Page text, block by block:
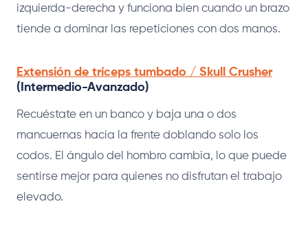
izquierda-derecha y funciona bien cuando un brazo
tiende a dominar las repeticiones con dos manos.
Extensión de tríceps tumbado / Skull Crusher
(Intermedio-Avanzado)
Recuéstate en un banco y baja una o dos
mancuernas hacia la frente doblando solo los
codos. El ángulo del hombro cambia, lo que puede
sentirse mejor para quienes no disfrutan el trabajo
elevado.